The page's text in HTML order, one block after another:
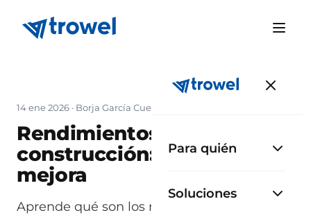
Para quién
Soluciones
14 ene 2026 · Borja García Cueto
Rendimientos en
construcción: cálculo y
mejora
Aprende qué son los rendimientos en la